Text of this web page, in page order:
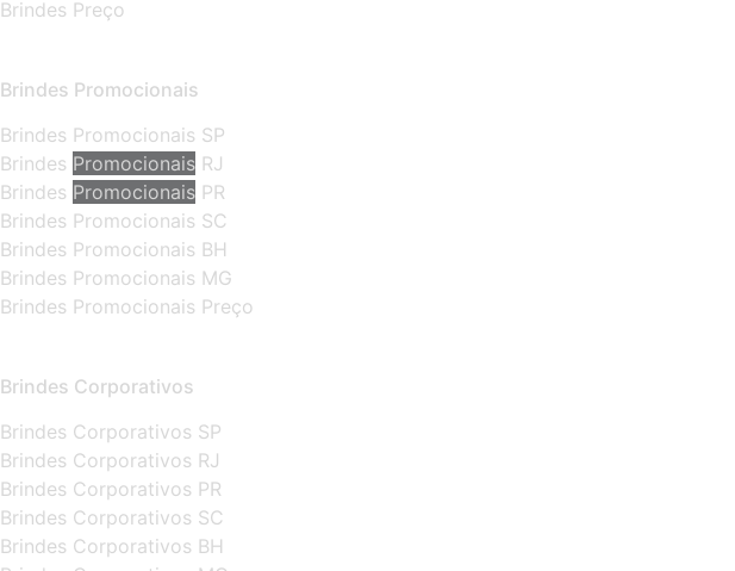
Brindes Preço
Brindes Promocionais
Brindes Promocionais SP
Brindes Promocionais RJ
Brindes Promocionais PR
Brindes Promocionais SC
Brindes Promocionais BH
Brindes Promocionais MG
Brindes Promocionais Preço
Brindes Corporativos
Brindes Corporativos SP
Brindes Corporativos RJ
Brindes Corporativos PR
Brindes Corporativos SC
Brindes Corporativos BH